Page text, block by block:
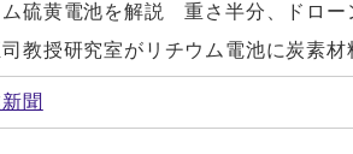
ム硫黄電池を解説 重さ半分、ドロー
教授研究室がリチウム電池に炭素材
聞